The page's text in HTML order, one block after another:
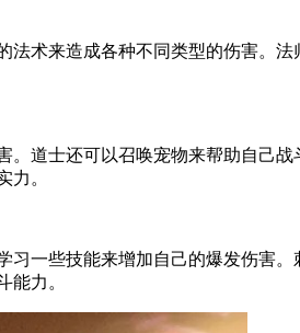
来造成各种不同类型的伤害。法
士还可以召唤宠物来帮助自己战
力。
些技能来增加自己的爆发伤害。
能力。